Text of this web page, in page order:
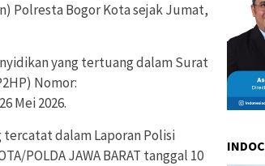
Polresta Bogor Kota sejak Jumat,
yang tertuang dalam Surat
Nomor:
Mei 2026.
tercatat dalam Laporan Polisi
POLDA JAWA BARAT tanggal 10